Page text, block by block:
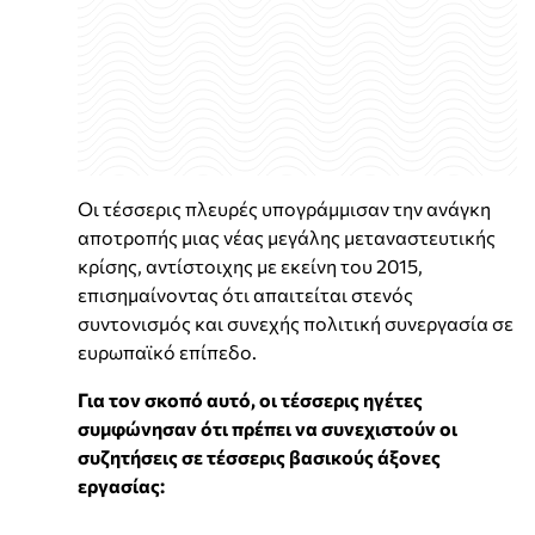
Οι τέσσερις πλευρές υπογράμμισαν την ανάγκη
αποτροπής μιας νέας μεγάλης μεταναστευτικής
κρίσης, αντίστοιχης με εκείνη του 2015,
επισημαίνοντας ότι απαιτείται στενός
συντονισμός και συνεχής πολιτική συνεργασία σε
ευρωπαϊκό επίπεδο.
Για τον σκοπό αυτό, οι τέσσερις ηγέτες
συμφώνησαν ότι πρέπει να συνεχιστούν οι
συζητήσεις σε τέσσερις βασικούς άξονες
εργασίας: